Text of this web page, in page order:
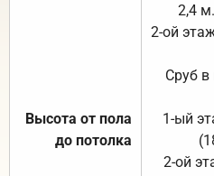
Высота от пола
до потолка
2,4
2-ой
Сруб в
1-ый
2-ой